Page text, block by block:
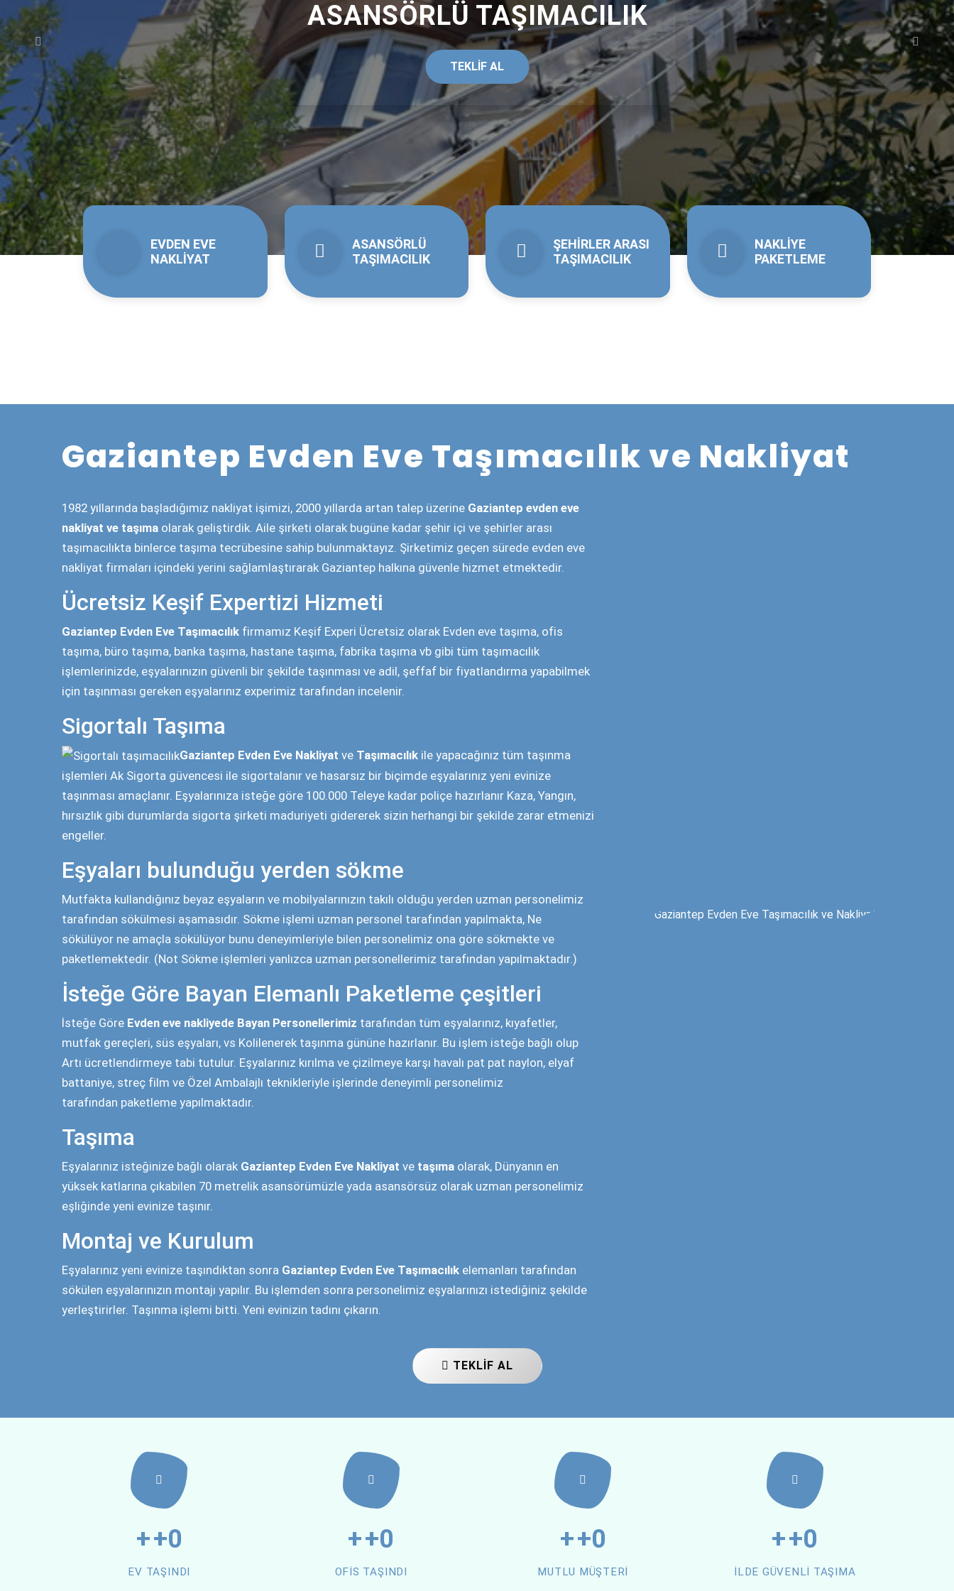
Gaziantep Evden Eve Taşımacılık ve Nakliyat
1982 yıllarında başladığımız nakliyat işimizi, 2000 yıllarda artan talep üzerine Gaziantep evden eve
nakliyat ve taşımaolarak geliştirdik. Aile şirketi olarak bugüne kadar şehir içi ve şehirler arası
taşımacılıkta binlerce taşıma tecrübesine sahip bulunmaktayız. Şirketimiz geçen sürede evden eve
nakliyat firmaları içindeki yerini sağlamlaştırarak Gaziantep halkına güvenle hizmet etmektedir.
Ücretsiz Keşif Expertizi Hizmeti
Gaziantep Evden Eve Taşımacılık firmamız
Ücretsiz olarak Evden eve taşıma, ofis
taşıma, büro taşıma, banka taşıma, hastane taşıma, fabrika taşıma vb gibi tüm taşımacılık
işlemlerinizde, eşyalarınızın güvenli bir şekilde taşınması ve adil, şeffaf bir fiyatlandırma yapabilmek
için taşınması gereken eşyalarınız experimiz tarafından incelenir.
hırsızlık gibi durumlarda sigorta şirketi maduriyeti gidererek sizin herhangi bir şekilde zarar etmenizi
Eşyaları bulunduğu yerden sökme
tarafından sökülmesi aşamasıdır. Sökme işlemi uzman personel tarafından yapılmakta, Ne
sökülüyor ne amaçla sökülüyor bunu deneyimleriyle bilen personelimiz ona göre sökmekte ve
paketlemektedir. (Not Sökme işlemleri yanlızca uzman personellerimiz tarafından yapılmaktadır.)
İsteğe Göre Bayan Elemanlı Paketleme çeşitleri
İsteğe Göre Evden eve nakliyede Bayan Personellerimiz tarafından tüm eşyalarınız, kıyafetler,
mutfak gereçleri, süs eşyaları, vs Kolilenerek taşınma gününe hazırlanır. Bu işlem isteğe bağlı olup
Artı ücretlendirmeye tabi tutulur. Eşyalarınız kırılma ve çizilmeye karşı havalı pat pat naylon, elyaf
battaniye, streç film ve Özel Ambalajlı teknikleriyle işlerinde deneyimli personelimiz
tarafındanpaketlemeyapılmaktadır.
Taşıma
Eşyalarınız isteğinize bağlı olarakGaziantep Evden Eve Nakliyatvetaşımaolarak, Dünyanın en
yüksek katlarına çıkabilen 70 metrelik asansörümüzle yada asansörsüz olarak uzman personelimiz
eşliğinde yeni evinize taşınır.
Montaj ve Kurulum
Eşyalarınız yeni evinize taşındıktan sonra Gaziantep Evden Eve Taşımacılık
sökülen eşyalarınızın montajı yapılır. Bu işlemden sonra personelimiz eşyalarınızı istediğiniz şekilde
yerleştirirler. Taşınma işlemi bitti. Yeni evinizin tadını çıkarın.
TEKLIF AL
EV TAŞINDI OFIS TAŞINDI MUTLU MÜŞTERI
SIK SORULAN SORULAR
Nakliye ücreti nasıl hesaplanıyor?
Asansörlü taşımacılık hizmeti var mı?
Depolama (antrepo) hizmetiniz var mı?
Eşyalar nasıl paketleniyor ve paketleme malzemeleri neler?